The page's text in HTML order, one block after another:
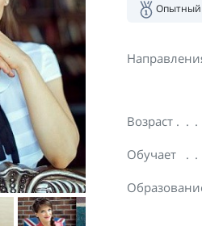
Опытный
Возраст
Обучает